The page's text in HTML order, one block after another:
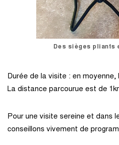
Des sièges pliants
Durée de la visite : en moyenne,
La distance parcourue est de
Pour une visite sereine et dans
conseillons vivement de